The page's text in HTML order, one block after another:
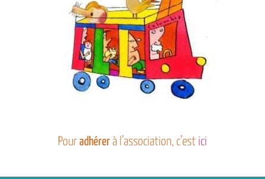
Pour adhérer à l’association, c’est ici